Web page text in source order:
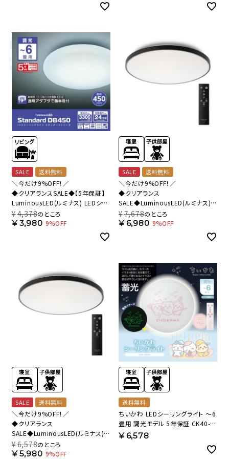
SALE 送料無料
＼今だけ9%OFF！／
◆クリアランスSALE◆【5年保証】
LuminousLED(ルミナス) LEDシー
リングライト ～6畳用 調光モデル
DB45-A06DX 【SH】
¥4,378のところ
¥3,980 9%OFF
SALE 送料無料
＼今だけ9%OFF！／
◆クリアランス
SALE◆LuminousLED(ルミナス)
LEDシーリングライト ブラックフレ
ーム ～8畳用 調光モデル BF50-
¥7,678のところ
¥6,980 9%OFF
SALE 送料無料
＼今だけ9%OFF！／
◆クリアランス
SALE◆LuminousLED(ルミナス)
LEDシーリングライト ブラックフレ
ーム ～6畳用 調光モデル BF50-
¥6,578のところ
¥5,980 9%OFF
送料無料
ちいかわ LEDシーリングライト ～6
畳用 調光モデル 5年保証 CK40-
A06DX 【SH】
¥6,578